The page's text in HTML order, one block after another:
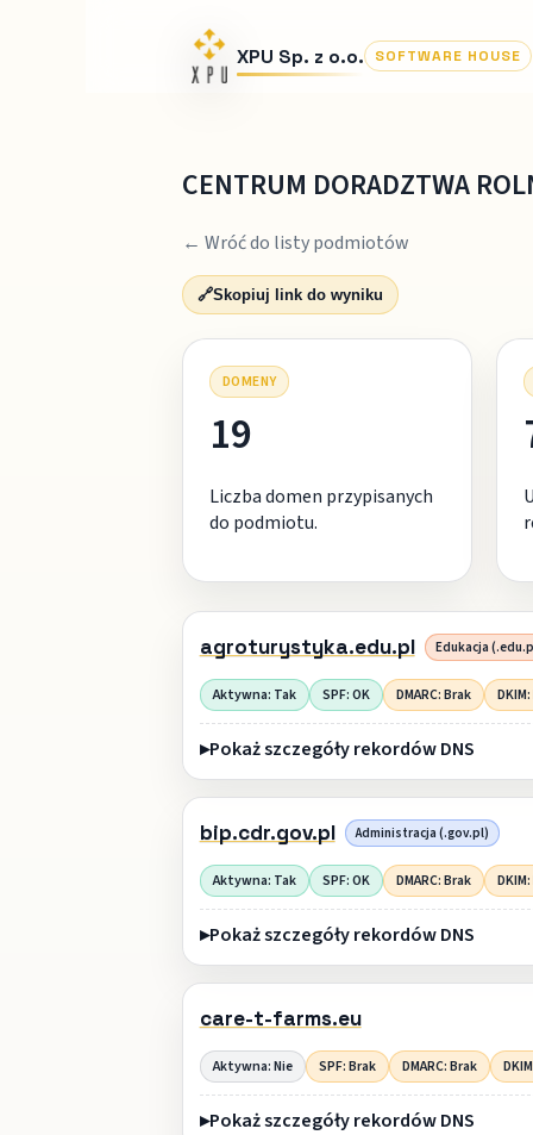
XPU Sp. z o.o. SOFTWARE HOUSE
CENTRUM DORADZTWA
← Wróć do listy podmiotów
🔗Skopiuj link do wyniku
DOMENY
19
Liczba domen przypisanych
do podmiotu.
agroturystyka.edu.pl Edukacja
Aktywna: Tak SPF: OK DMARC: Brak
Pokaż szczegóły rekordów DNS
bip.cdr.gov.pl Administracja (.gov.pl)
Aktywna: Tak SPF: OK DMARC: Brak
Pokaż szczegóły rekordów DNS
care-t-farms.eu
Aktywna: Nie SPF: Brak DMARC: Brak
Pokaż szczegóły rekordów DNS